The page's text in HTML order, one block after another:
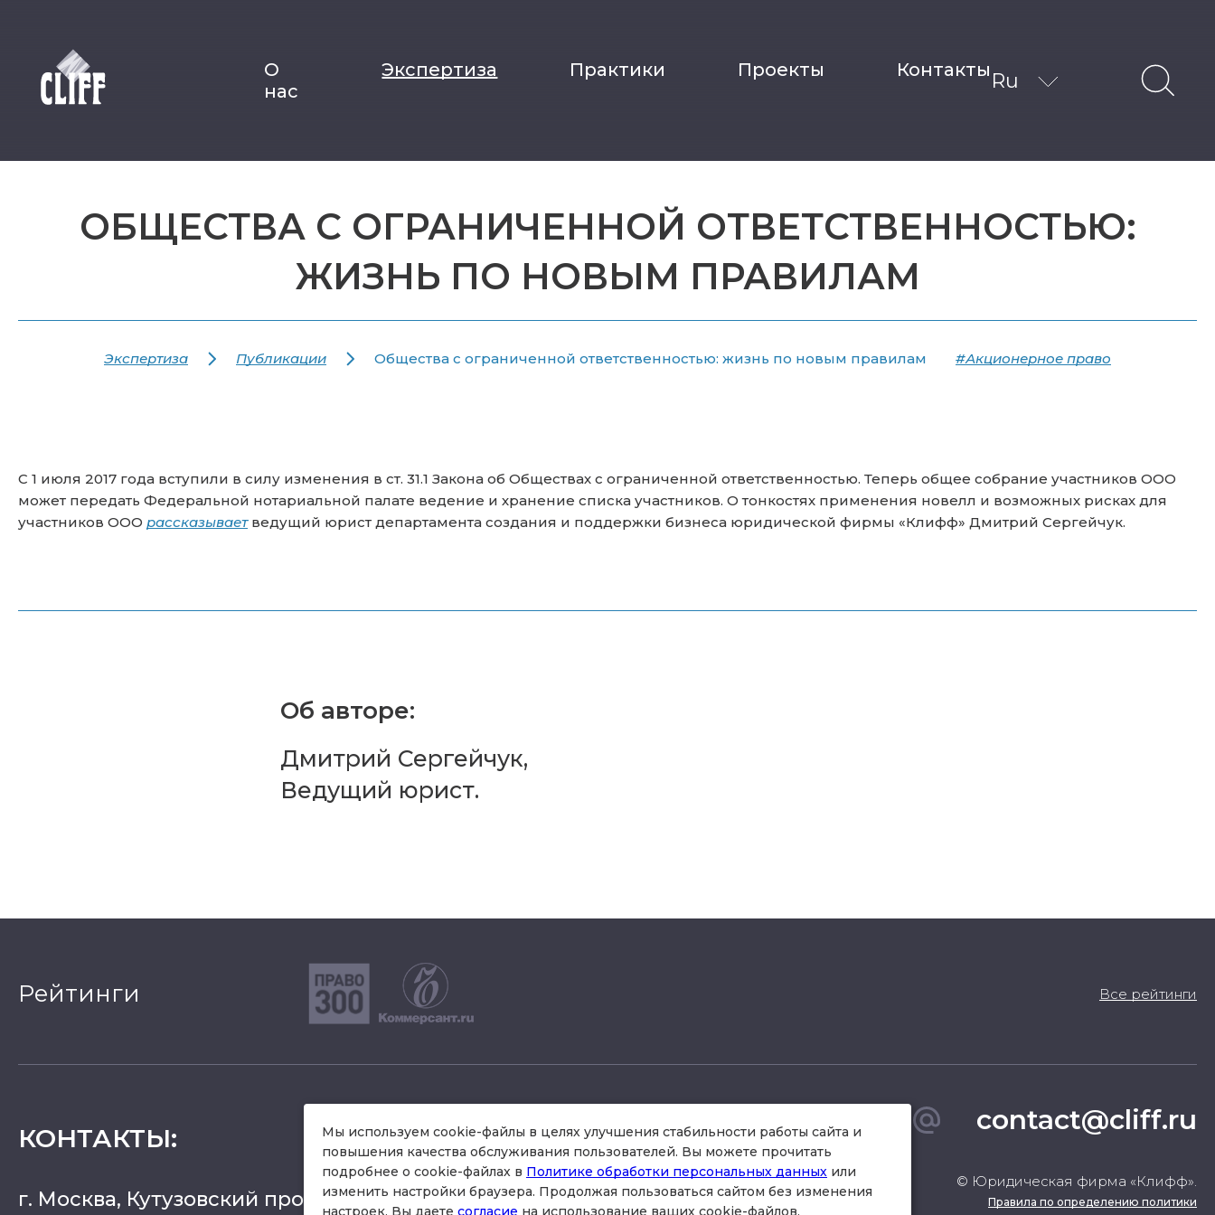
О
нас
Экспертиза Практики Проекты Контакты Ru
ОБЩЕСТВА С ОГРАНИЧЕННОЙ ОТВЕТСТВЕННОСТЬЮ:
ЖИЗНЬ ПО НОВЫМ ПРАВИЛАМ
Экспертиза Публикации Общества с ограниченной ответственностью: жизнь по новым правилам #Акционерное право
С 1 июля 2017 года вступили в силу изменения в ст. 31.1 Закона об Обществах с ограниченной ответственностью. Теперь общее собрание участников ООО
может передать Федеральной нотариальной палате ведение и хранение списка участников. О тонкостях применения новелл и возможных рисках для
участников OOO рассказываетведущий юрист департамента создания и поддержки бизнеса юридической фирмы «Клифф» Дмитрий Сергейчук.
Об авторе:
Дмитрий Сергейчук,
Ведущий юрист.
Рейтинги Все рейтинги
КОНТАКТЫ: +7 495 504 34 61
г. Москва, Кутузовский проспект 36, стр.3 , офис 301 схема проезда
contact@cliff.ru
© Юридическая фирма «Клифф».
Правила по определению политики
Мы используем cookie-файлы в целях улучшения стабильности работы сайта и
повышения качества обслуживания пользователей. Вы можете прочитать
подробнее о cookie-файлах в Политике обработки персональных данных или
изменить настройки браузера. Продолжая пользоваться сайтом без изменения
настроек, Вы даете согласие на использование ваших cookie-файлов.